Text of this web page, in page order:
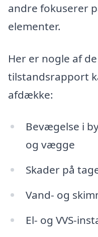
andre fokuserer
elementer.
Her er nogle af
tilstandsrapport
afdække:
Bevægelse i
og vægge
Skader på
Vand- og
El- og VVS-